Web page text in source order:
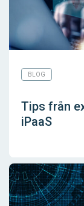
BLOG
Tips från
iPaaS